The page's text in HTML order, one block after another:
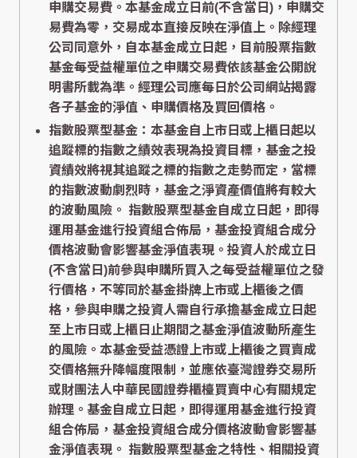
申購交易費。本基金成立日前(不含當日)，申購交
易費為零，交易成本直接反映在淨值上。除經理
公司同意外，自本基金成立日起，目前股票指數
基金每受益權單位之申購交易費依該基金公開說
明書所載為準。經理公司應每日於公司網站揭露
各子基金的淨值、申購價格及買回價格。
指數股票型基金：本基金自上市日或上櫃日起以
追蹤標的指數之績效表現為投資目標，基金之投
資績效將視其追蹤之標的指數之走勢而定，當標
的指數波動劇烈時，基金之淨資產價值將有較大
的波動風險。 指數股票型基金自成立日起，即得
運用基金進行投資組合佈局，基金投資組合成分
價格波動會影響基金淨值表現。投資人於成立日
(不含當日)前參與申購所買入之每受益權單位之發
行價格，不等同於基金掛牌上市或上櫃後之價
格，參與申購之投資人需自行承擔基金成立日起
至上市日或上櫃日止期間之基金淨值波動所產生
的風險。本基金受益憑證上市或上櫃後之買賣成
交價格無升降幅度限制，並應依臺灣證券交易所
或財團法人中華民國證券櫃檯買賣中心有關規定
辦理。基金自成立日起，即得運用基金進行投資
組合佈局，基金投資組合成分價格波動會影響基
金淨值表現。 指數股票型基金之特性、相關投資